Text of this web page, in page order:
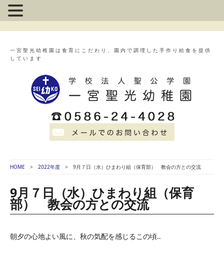
一宮聖光幼稚園は食育にこだわり、園内で調理した手作り給食を提供
しています
HOME 2022年度 9月７日（水）ひまわり組（保育部） 教会の方との交流
9月７日（水）ひまわり組（保育
部） 教会の方との交流
朝夕の心地よい風に、秋の気配を感じるこの頃‥